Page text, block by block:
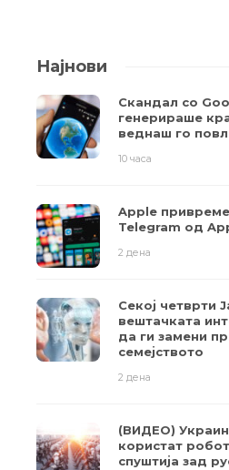
Најнови
Скандал со
генерираше
веднаш го
10 часа
Apple
Telegram од
2 дена
Секој четврти
вештачката
да ги замени
семејството
2 дена
(ВИДЕО)
користат
спуштија зад